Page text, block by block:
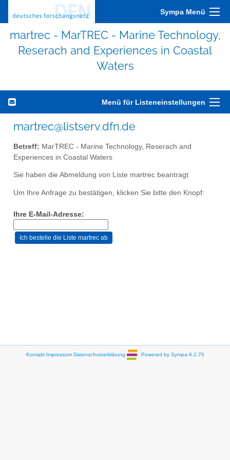
Sympa Menü
martrec - MarTREC - Marine Technology,
Reserach and Experiences in Coastal
Waters
Menü für Listeneinstellungen
martrec@listserv.dfn.de
Betreff: MarTREC - Marine Technology, Reserach and
Experiences in Coastal Waters
Sie haben die Abmeldung von Liste martrec beantragt
Um Ihre Anfrage zu bestätigen, klicken Sie bitte den Knopf:
Ihre E-Mail-Adresse:
Kontakt Impressum Datenschutzerklärung Powered by Sympa 6.2.70